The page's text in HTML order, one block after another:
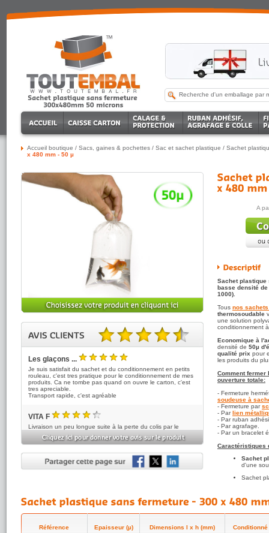
Accueil boutique / Sacs, gaines & pochettes / Sac et sachet plastique / Sachet
x 480 mm - 50 µ
4.50 sur 5 basé sur 2 note(s).
Les glaçons ...
5
Je suis satisfait du sachet et du conditionnement en petits
rouleau, c'est tres pratique pour le conditionnement de mes
produits. Ca ne tombe pas quand on ouvre le carton, c'est
tres apreciable.
Transport rapide, c'est agréable
VITA F
4
Livraison un peu longue suite à la perte du colis par le
A
Sachet plastique
basse densité
1000).
Tous nos
thermosoudable
une solution
conditionnement
Economique à
densité de 50µ
qualité prix pour
les produits du
Comment
ouverture totale:
- Fermeture
soudeuse à
- Fermeture par
- Parlien
- Par ruban
- Par agrafage.
- Par un bracelet
Caractéristiques
Sachet
d'une
Sachet
Sachet
Sachet
Référence Epaisseur (µ) Dimensions l x h (mm) Conditionné